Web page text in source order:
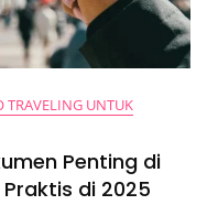
TRAVELING UNTUK
Penting di
di 2025